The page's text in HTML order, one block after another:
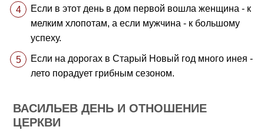
Если в этот день в дом первой вошла женщина - к
мелким хлопотам, а если мужчина - к большому
успеху.
Если на дорогах в Старый Новый год много инея -
лето порадует грибным сезоном.
ВАСИЛЬЕВ ДЕНЬ И ОТНОШЕНИЕ
ЦЕРКВИ